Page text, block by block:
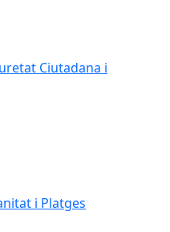
Ciutadana i
i Platges